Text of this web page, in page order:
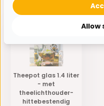
Eerder bekeken door
Theepot glas 1.4 liter
- met
theelichthouder-
hittebestendig
Allow